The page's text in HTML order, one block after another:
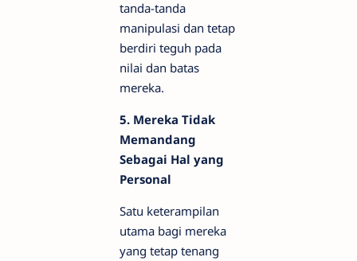
tanda-tanda
manipulasi dan tetap
berdiri teguh pada
nilai dan batas
mereka.
5. Mereka Tidak
Memandang
Sebagai Hal yang
Personal
Satu keterampilan
utama bagi mereka
yang tetap tenang